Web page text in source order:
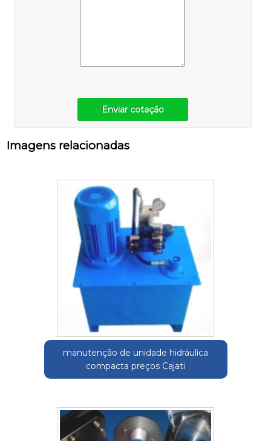
Enviar cotação
Imagens relacionadas
manutenção de unidade hidráulica
compacta preços Cajati